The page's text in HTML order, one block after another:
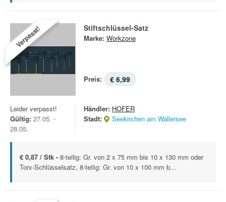
Verpasst! Stiftschlüssel-Satz
Marke: Workzone
Preis: € 6,99
Leider verpasst!
Gültig: 27.05. -
28.05.
Händler: HOFER
Stadt:
Seekirchen am Wallersee
€ 0,87 / Stk - 8-teilig: Gr. von 2 x 75 mm bis 10 x 130 mm oder
Torx-Schlüsselsatz, 8-teilig: Gr. von 10 x 100 mm b...